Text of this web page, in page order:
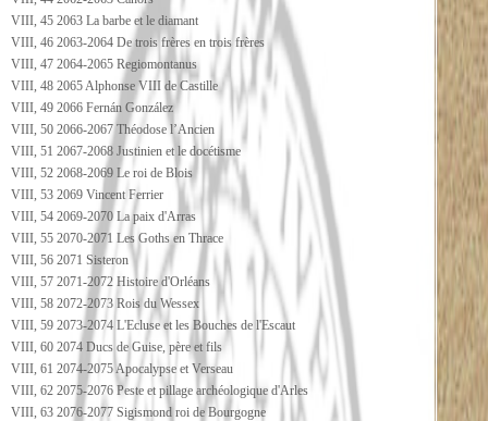
VIII, 45 2063 La barbe et le diamant
VIII, 46 2063-2064 De trois frères en trois frères
VIII, 47 2064-2065 Regiomontanus
VIII, 48 2065 Alphonse VIII de Castille
VIII, 49 2066 Fernán González
VIII, 50 2066-2067 Théodose l’Ancien
VIII, 51 2067-2068 Justinien et le docétisme
VIII, 52 2068-2069 Le roi de Blois
VIII, 53 2069 Vincent Ferrier
VIII, 54 2069-2070 La paix d'Arras
VIII, 55 2070-2071 Les Goths en Thrace
VIII, 56 2071 Sisteron
VIII, 57 2071-2072 Histoire d'Orléans
VIII, 58 2072-2073 Rois du Wessex
VIII, 59 2073-2074 L'Ecluse et les Bouches de l'Escaut
VIII, 60 2074 Ducs de Guise, père et fils
VIII, 61 2074-2075 Apocalypse et Verseau
VIII, 62 2075-2076 Peste et pillage archéologique d'Arles
VIII, 63 2076-2077 Sigismond roi de Bourgogne